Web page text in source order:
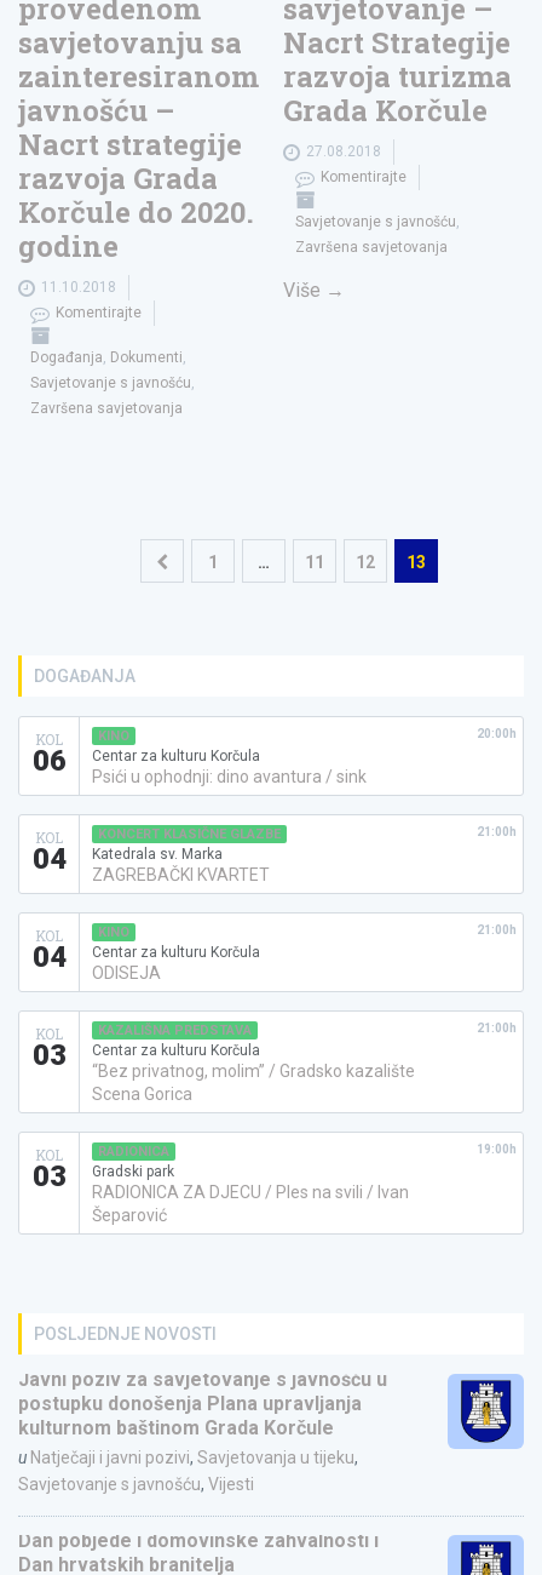
provedenom
savjetovanju sa
zainteresiranom
javnošću –
Nacrt strategije
razvoja Grada
Korčule do 2020.
godine
11.10.2018
Komentirajte
Događanja, Dokumenti,
Savjetovanje s javnošću,
Završena savjetovanja
savjetovanje –
Nacrt Strategije
razvoja turizma
Grada Korčule
27.08.2018
Komentirajte
Savjetovanje s javnošću,
Završena savjetovanja
Više →
Navigacija
1 … 11 12 13
DOGAĐANJA
KOL
06
KINO
Centar za kulturu Korčula
Psići u ophodnji: dino avantura / sink
20:00h
KOL
04
KONCERT KLASIČNE GLAZBE
Katedrala sv. Marka
ZAGREBAČKI KVARTET
21:00h
KOL
04
KINO
Centar za kulturu Korčula
ODISEJA
21:00h
KOL
03
KAZALIŠNA PREDSTAVA
Centar za kulturu Korčula
“Bez privatnog, molim” / Gradsko kazalište
Scena Gorica
21:00h
KOL
03
RADIONICA
Gradski park
RADIONICA ZA DJECU / Ples na svili / Ivan
Šeparović
19:00h
POSLJEDNJE NOVOSTI
Javni poziv za savjetovanje s javnošću u
postupku donošenja Plana upravljanja
kulturnom baštinom Grada Korčule
u Natječaji i javni pozivi, Savjetovanja u tijeku,
Savjetovanje s javnošću, Vijesti
Dan pobjede i domovinske zahvalnosti i
Dan hrvatskih branitelja